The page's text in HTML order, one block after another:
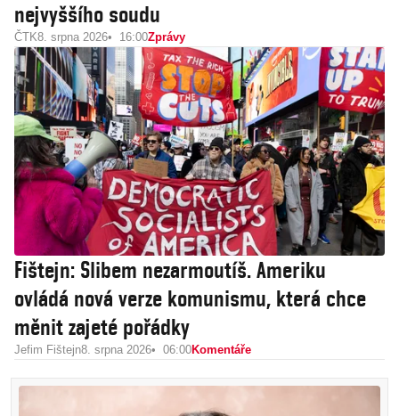
nejvyššího soudu
ČTK8. srpna 2026 16:00Zprávy
Fištejn: Slibem nezarmoutíš. Ameriku
ovládá nová verze komunismu, která chce
měnit zajeté pořádky
Jefim Fištejn8. srpna 2026 06:00Komentáře